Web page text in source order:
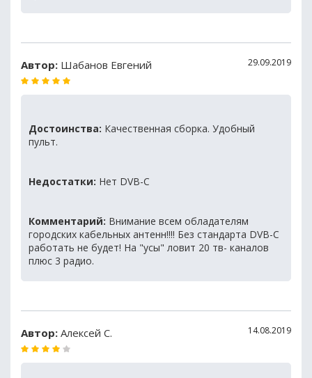
Автор: Шабанов Евгений 29.09.2019
Достоинства: Качественная сборка. Удобный
пульт.
Недостатки: Нет DVB-C
Комментарий: Внимание всем обладателям
городских кабельных антенн!!!! Без стандарта DVB-C
работать не будет! На "усы" ловит 20 тв- каналов
плюс 3 радио.
Автор: Алексей С. 14.08.2019